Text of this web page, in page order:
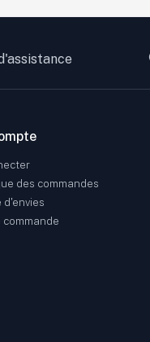
des commandes
d'envies
commande